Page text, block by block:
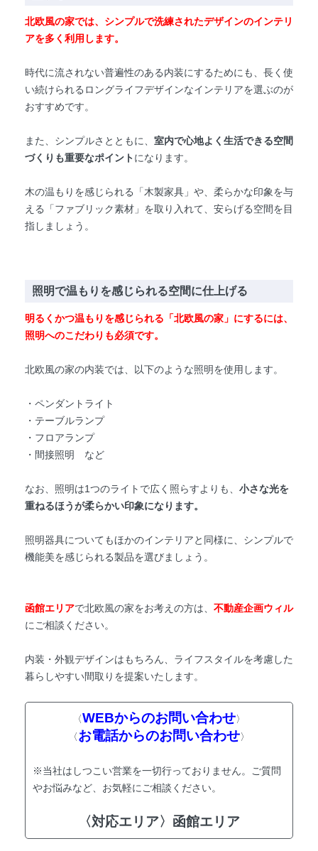
北欧風の家では、シンプルで洗練されたデザインのインテリ
アを多く利用します。
時代に流されない普遍性のある内装にするためにも、長く使
い続けられるロングライフデザインなインテリアを選ぶのが
おすすめです。
また、シンプルさとともに、 室内で心地よく生活できる空間
づくりも重要なポイントになります。
木の温もりを感じられる「木製家具」や、柔らかな印象を与
える「ファブリック素材」を取り入れて、安らげる空間を目
指しましょう。
照明で温もりを感じられる空間に仕上げる
明るくかつ温もりを感じられる「北欧風の家」にするには、
照明へのこだわりも必須です。
北欧風の家の内装では、以下のような照明を使用します。
・ペンダントライト
・テーブルランプ
・フロアランプ
・間接照明 など
なお、照明は1つのライトで広く照らすよりも、 小さな光を
重ねるほうが柔らかい印象になります。
照明器具についてもほかのインテリアと同様に、シンプルで
機能美を感じられる製品を選びましょう。
函館エリアで北欧風の家をお考えの方は、 不動産企画ウィル
にご相談ください。
内装・外観デザインはもちろん、ライフスタイルを考慮した
暮らしやすい間取りを提案いたします。
〈WEBからのお問い合わせ〉
〈お電話からのお問い合わせ〉
※当社はしつこい営業を一切行っておりません。ご質問
やお悩みなど、お気軽にご相談ください。
〈対応エリア〉函館エリア